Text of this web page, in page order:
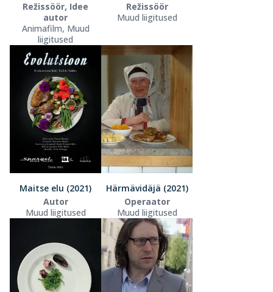
Režissöör, Idee
autor
Animafilm, Muud
liigitused
Režissöör
Muud liigitused
Maitse elu (2021)
Autor
Muud liigitused
Härmävidäjä (2021)
Operaator
Muud liigitused